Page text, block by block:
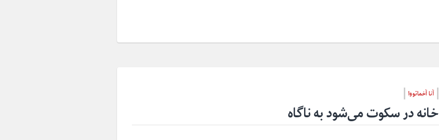
آنا آخماتووا
خانه در سکوت می‌شود به ناگاه